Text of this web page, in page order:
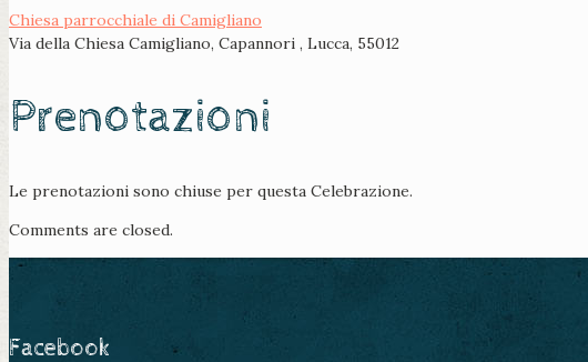
Chiesa parrocchiale di Camigliano
Via della Chiesa Camigliano, Capannori , Lucca, 55012
Prenotazioni
Le prenotazioni sono chiuse per questa Celebrazione.
Comments are closed.
Facebook